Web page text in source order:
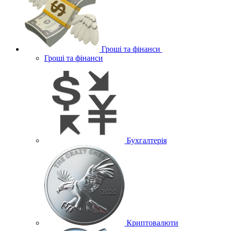
Гроші та фінанси
Гроші та фінанси
Бухгалтерія
Криптовалюти